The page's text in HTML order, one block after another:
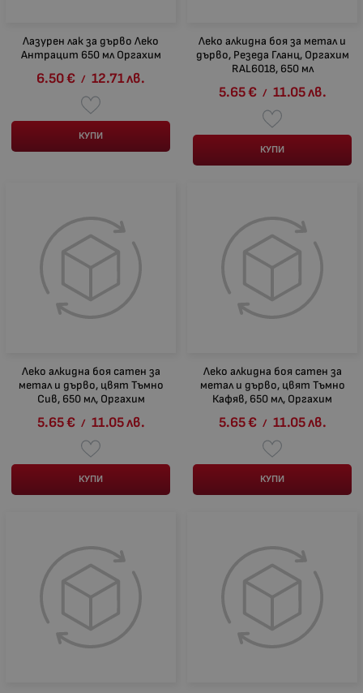
Лазурен лак за дърво Леко
Антрацит 650 мл Оргахим
6.50€ / 12.71лв.
КУПИ
Леко алкидна боя за метал и
дърво, Резеда Гланц, Оргахим
RAL6018, 650 мл
5.65€ / 11.05лв.
КУПИ
Леко алкидна боя сатен за
метал и дърво, цвят Тъмно
Сив, 650 мл, Оргахим
5.65€ / 11.05лв.
КУПИ
Леко алкидна боя сатен за
метал и дърво, цвят Тъмно
Кафяв, 650 мл, Оргахим
5.65€ / 11.05лв.
КУПИ